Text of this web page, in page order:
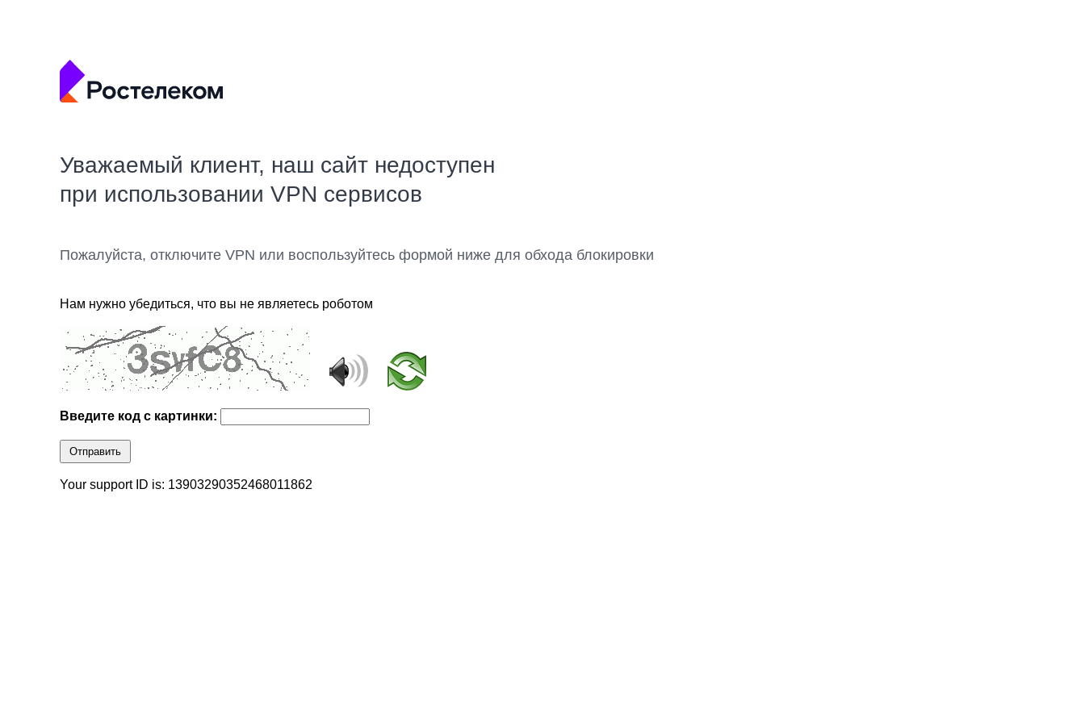
Уважаемый клиент, наш сайт недоступен
при использовании VPN сервисов
Пожалуйста, отключите VPN или воспользуйтесь формой ниже для обхода блокировки
Нам нужно убедиться, что вы не являетесь роботом
Введите код с картинки:
Отправить
Your support ID is: 13903290352468011862